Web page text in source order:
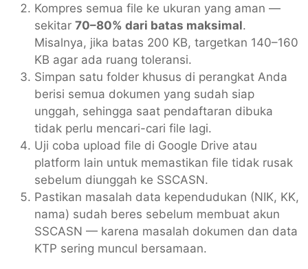
Kompres semua file ke ukuran yang aman —
sekitar 70–80% dari batas maksimal.
Misalnya, jika batas 200 KB, targetkan 140–160
KB agar ada ruang toleransi.
Simpan satu folder khusus di perangkat Anda
berisi semua dokumen yang sudah siap
unggah, sehingga saat pendaftaran dibuka
tidak perlu mencari-cari file lagi.
Uji coba upload file di Google Drive atau
platform lain untuk memastikan file tidak rusak
sebelum diunggah ke SSCASN.
Pastikan masalah data kependudukan (NIK, KK,
nama) sudah beres sebelum membuat akun
SSCASN — karena masalah dokumen dan data
KTP sering muncul bersamaan.